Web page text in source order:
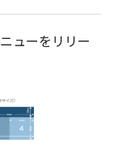
ューをリリー